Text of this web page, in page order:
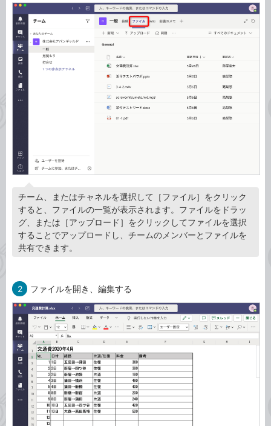
チーム、またはチャネルを選択して［ファイル］をクリック
すると、ファイルの一覧が表示されます。ファイルをドラッ
グ、または［アップロード］をクリックしてファイルを選択
することでアップロードし、チームのメンバーとファイルを
共有できます。
2 ファイルを開き、編集する